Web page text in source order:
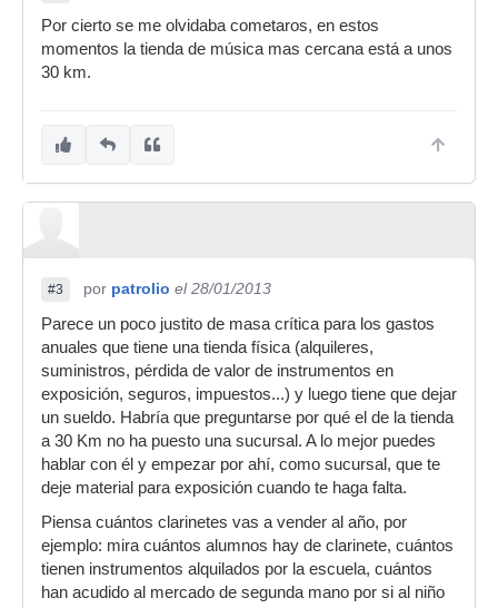
Por cierto se me olvidaba cometaros, en estos
momentos la tienda de música mas cercana está a unos
30 km.
#3 por patrolio el 28/01/2013
Parece un poco justito de masa crítica para los gastos
anuales que tiene una tienda física (alquileres,
suministros, pérdida de valor de instrumentos en
exposición, seguros, impuestos...) y luego tiene que dejar
un sueldo. Habría que preguntarse por qué el de la tienda
a 30 Km no ha puesto una sucursal. A lo mejor puedes
hablar con él y empezar por ahí, como sucursal, que te
deje material para exposición cuando te haga falta.
Piensa cuántos clarinetes vas a vender al año, por
ejemplo: mira cuántos alumnos hay de clarinete, cuántos
tienen instrumentos alquilados por la escuela, cuántos
han acudido al mercado de segunda mano por si al niño